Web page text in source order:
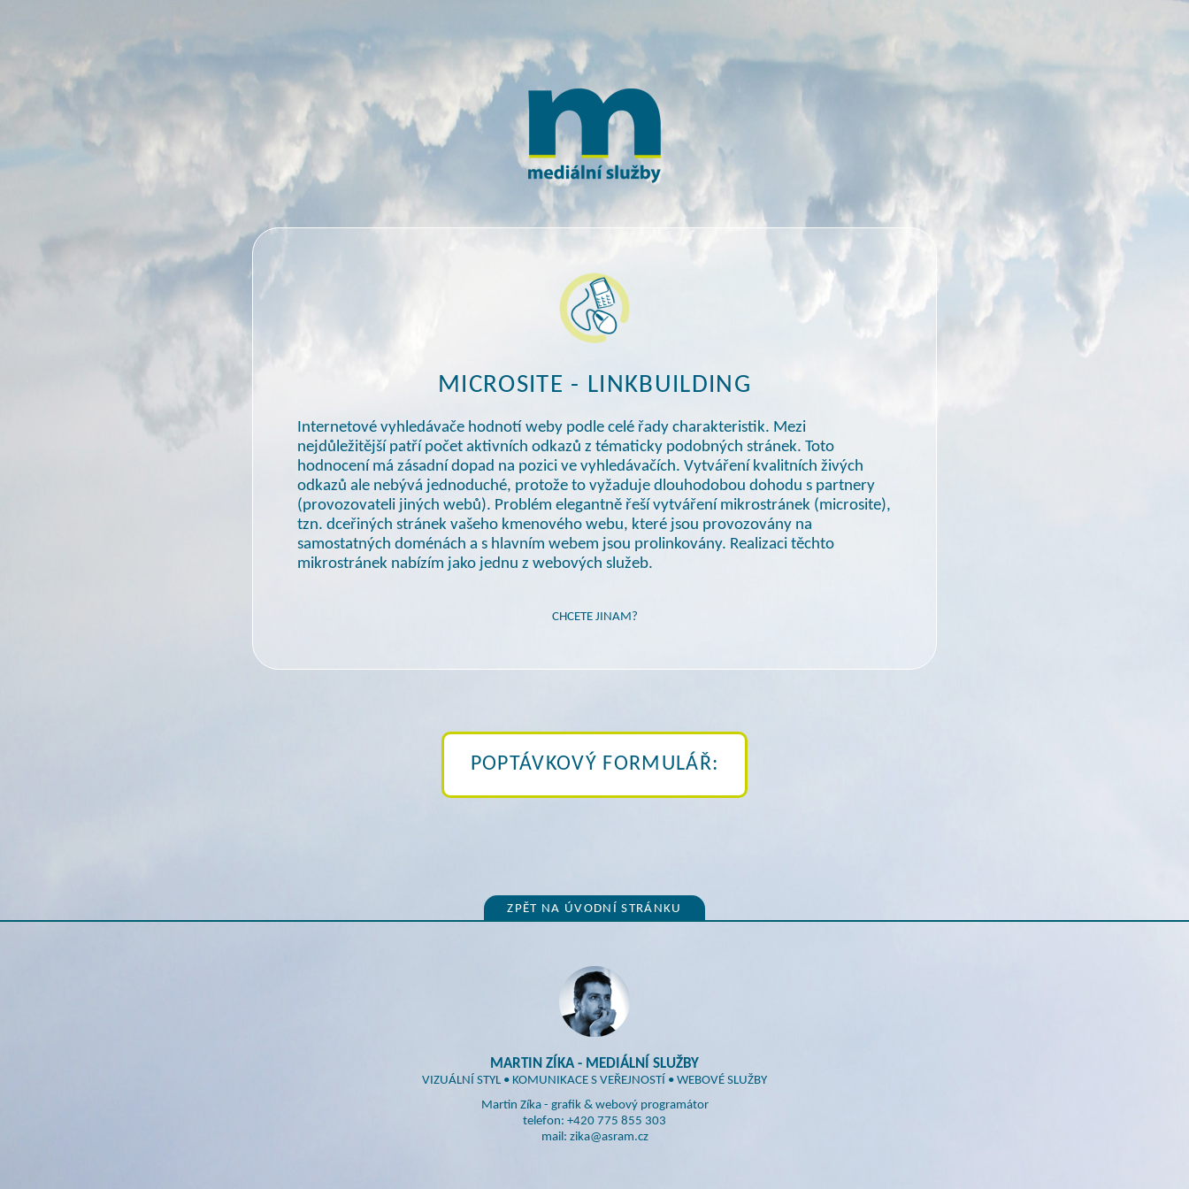
MICROSITE - LINKBUILDING
Internetové vyhledávače hodnotí weby podle celé řady charakteristik. Mezi
nejdůležitější patří počet aktivních odkazů z tématicky podobných stránek. Toto
hodnocení má zásadní dopad na pozici ve vyhledávačích. Vytváření kvalitních živých
odkazů ale nebývá jednoduché, protože to vyžaduje dlouhodobou dohodu s partnery
(provozovateli jiných webů). Problém elegantně řeší vytváření mikrostránek (microsite),
tzn. dceřiných stránek vašeho kmenového webu, které jsou provozovány na
samostatných doménách a s hlavním webem jsou prolinkovány. Realizaci těchto
mikrostránek nabízím jako jednu z webových služeb.
CHCETE JINAM?
POPTÁVKOVÝ FORMULÁŘ:
ZPĚT NA ÚVODNÍ STRÁNKU
MARTIN ZÍKA - MEDIÁLNÍ SLUŽBY
VIZUÁLNÍ STYL • KOMUNIKACE S VEŘEJNOSTÍ • WEBOVÉ SLUŽBY
Martin Zíka - grafik & webový programátor
telefon: +420 775 855 303
mail: zika@asram.cz